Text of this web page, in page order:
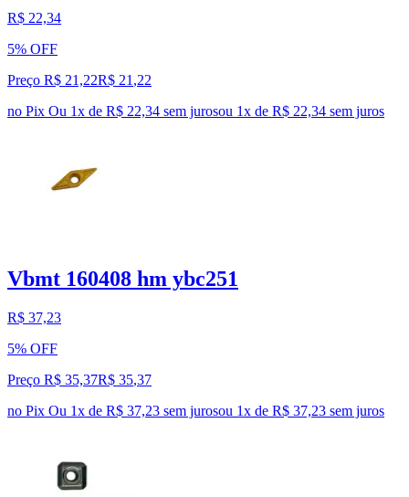
R$ 22,34
5% OFF
Preço R$ 21,22R$ 21 ,22
no Pix Ou 1x de R$ 22,34 sem jurosou 1x de R$ 22,34 sem juros
Vbmt 160408 hm ybc251
R$ 37,23
5% OFF
Preço R$ 35,37R$ 35,37
no Pix Ou 1x de R$ 37,23 sem jurosou 1x de R$ 37,23 sem juros